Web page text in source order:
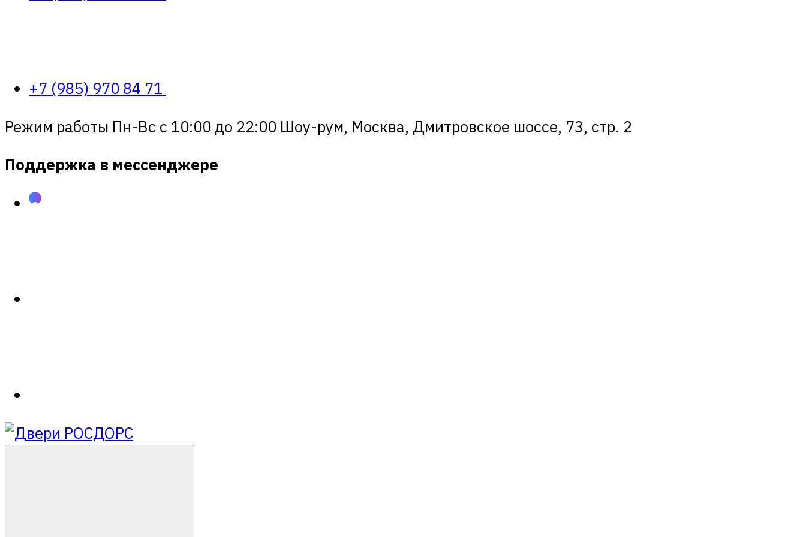
+7 (985) 970 84 71
Режим работы Пн-Вс с 10:00 до 22:00 Шоу-рум, Москва, Дмитровское шоссе, 73, стр. 2
Поддержка в мессенджере